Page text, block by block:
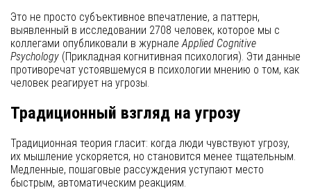
Это не просто субъективное впечатление, а паттерн,
выявленный в исследовании 2708 человек, которое мы с
коллегами опубликовали в журнале Applied Cognitive
Psychology (Прикладная когнитивная психология). Эти данные
противоречат устоявшемуся в психологии мнению о том, как
человек реагирует на угрозы.
Традиционный взгляд на угрозу
Традиционная теория гласит: когда люди чувствуют угрозу,
их мышление ускоряется, но становится менее тщательным.
Медленные, пошаговые рассуждения уступают место
быстрым, автоматическим реакциям.